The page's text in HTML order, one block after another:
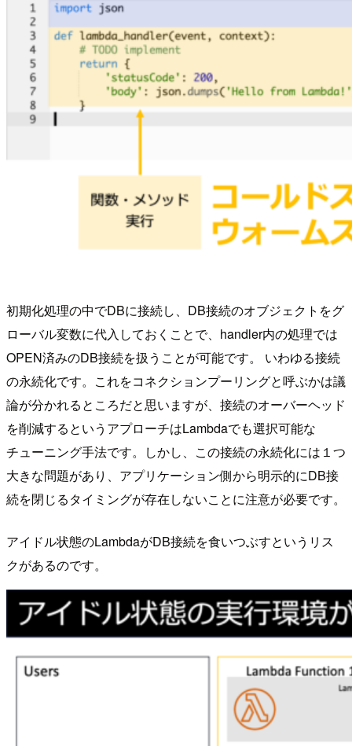
初期化処理の中でDBに接続し、DB接続のオブジェクトをグ
ローバル変数に代入しておくことで、handler内の処理では
OPEN済みのDB接続を扱うことが可能です。 いわゆる接続
の永続化です。これをコネクションプーリングと呼ぶかは議
論が分かれるところだと思いますが、接続のオーバーヘッド
を削減するというアプローチはLambdaでも選択可能な
チューニング手法です。しかし、この接続の永続化には１つ
大きな問題があり、アプリケーション側から明示的にDB接
続を閉じるタイミングが存在しないことに注意が必要です。
アイドル状態のLambdaがDB接続を食いつぶすというリス
クがあるのです。